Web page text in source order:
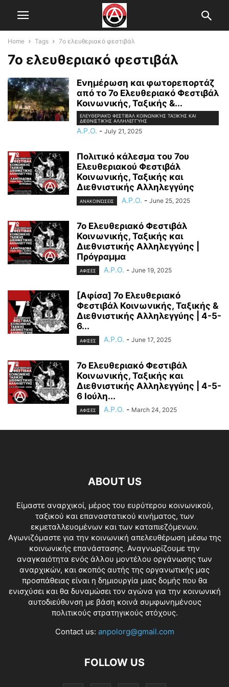
Home Tags 7ο ελευθεριακό φεστιβάλ
7ο ελευθεριακό φεστιβάλ
Ενημέρωση και φωτορεπορτάζ
από το 7ο Ελευθεριακό Φεστιβάλ
Κοινωνικής, Ταξικής &...
ΕΛΕΥΘΕΡΙΑΚΌ ΦΕΣΤΙΒΆΛ ΚΟΙΝΩΝΙΚΉΣ ΤΑΞΙΚΉΣ ΚΑΙ
ΔΙΕΘΝΙΣΤΙΚΉΣ ΑΛΛΗΛΕΓΓΎΗΣ
A.P.O. - July 21, 2025
Πολιτικό κάλεσμα του 7ου
Ελευθεριακού Φεστιβάλ
Κοινωνικής, Ταξικής και
Διεθνιστικής Αλληλεγγύης
ΑΝΑΚΟΙΝΏΣΕΙΣ A.P.O. - June 25, 2025
7ο Ελευθεριακό Φεστιβάλ
Κοινωνικής, Ταξικής και
Διεθνιστικής Αλληλεγγύης |
Πρόγραμμα
ΑΦΙΣΕΣ A.P.O. - June 19, 2025
[Αφίσα] 7ο Ελευθεριακό
Φεστιβάλ Κοινωνικής, Ταξικής &
Διεθνιστικής Αλληλεγγύης | 4-5-
6...
ΑΦΙΣΕΣ A.P.O. - June 17, 2025
7ο Ελευθεριακό Φεστιβάλ
Κοινωνικής, Ταξικής και
Διεθνιστικής Αλληλεγγύης | 4-5-
6 Ιούλη...
ΑΦΙΣΕΣ A.P.O. - March 24, 2025
ABOUT US
Είμαστε αναρχικοί, μέρος του ευρύτερου κοινωνικού,
ταξικού και επαναστατικού κινήματος, των
εκμεταλλευομένων και των καταπιεζόμενων.
Αγωνιζόμαστε για την κοινωνική απελευθέρωση μέσω της
κοινωνικής επανάστασης. Αναγνωρίζουμε την
αναγκαιότητα ενός άλλου μοντέλου οργάνωσης των
αναρχικών, και σκοπός αυτής της οργανωτικής μας
προσπάθειας είναι η δημιουργία μιας δομής που θα
ενισχύσει και θα δυναμώσει τον αγώνα για την κοινωνική
αυτοδιεύθυνση με βάση κοινά συμφωνημένους
πολιτικούς στρατηγικούς στόχους.
Contact us: anpolorg@gmail.com
FOLLOW US